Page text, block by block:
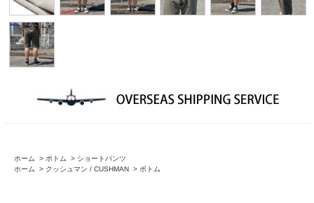
ホーム > ボトム > ショートパンツ
ホーム
> クッシュマン / CUSHMAN > ボトム